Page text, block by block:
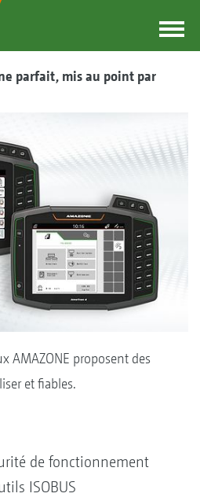
parfait, mis au point par
AMAZONE proposent des
et fiables.
de fonctionnement
ISOBUS